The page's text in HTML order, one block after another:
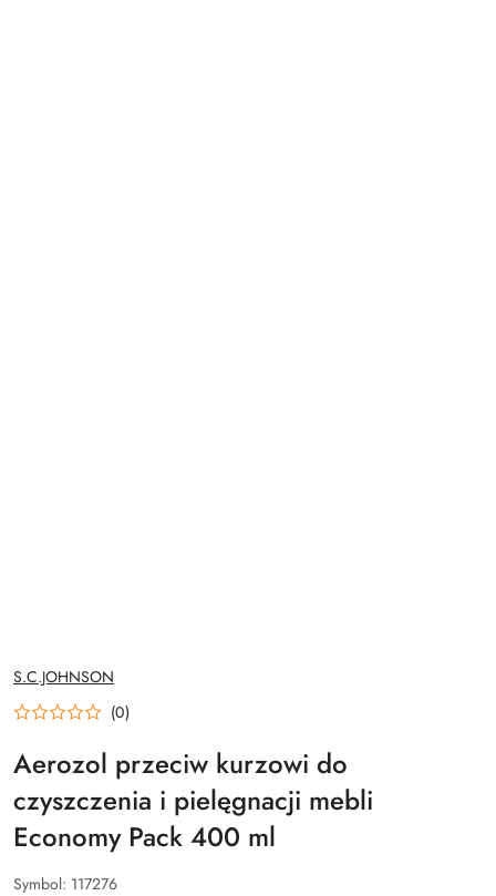
NAZWA
PRODUCENTA:
S.C.JOHNSON
(0)
Aerozol przeciw kurzowi do
czyszczenia i pielęgnacji mebli
Economy Pack 400 ml
Symbol: 117276